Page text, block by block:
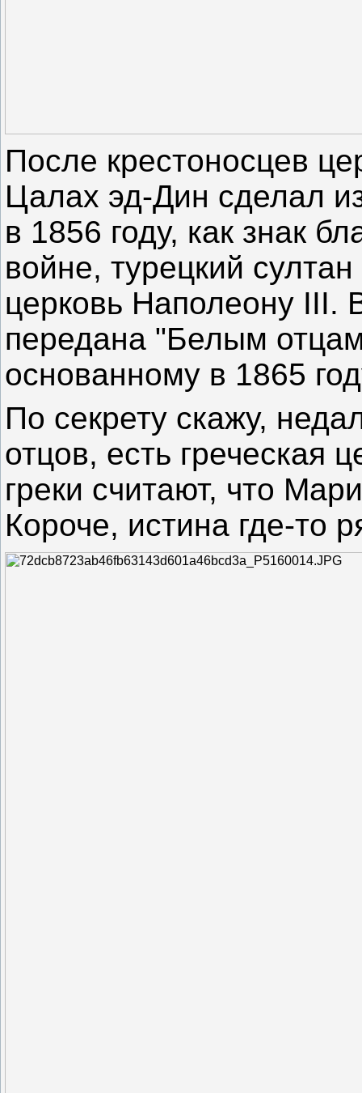
После крестоносцев
Цалах эд-Дин сделал
в 1856 году, как знак
войне, турецкий
церковь Наполеону III.
передана "Белым
основанному в 1865
По секрету скажу,
отцов, есть греческая
греки считают, что
Короче, истина где-то